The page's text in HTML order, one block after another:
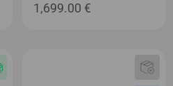
1,699.00 €